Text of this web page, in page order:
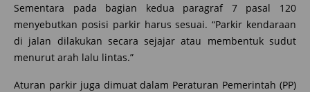
Sementara pada bagian kedua paragraf 7 pasal 120
menyebutkan posisi parkir harus sesuai. “Parkir kendaraan
di jalan dilakukan secara sejajar atau membentuk sudut
menurut arah lalu lintas.”
Aturan parkir juga dimuat dalam Peraturan Pemerintah (PP)